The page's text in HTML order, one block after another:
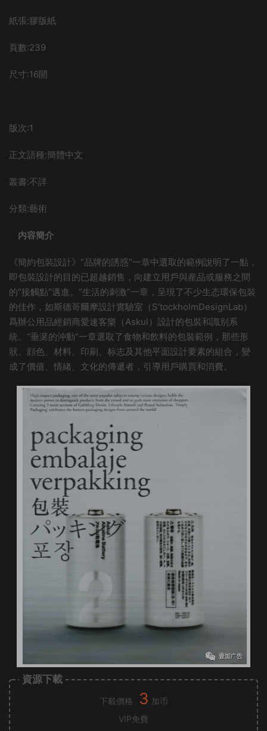
紙張:膠版紙
頁數:239
尺寸:16開
版次:1
正文語種:簡體中文
叢書:不詳
分類:藝術
内容簡介
《簡約包裝設計》“品牌的誘惑”一章中選取的範例說明了一點，
即包裝設計的目的已超越銷售，向建立用戶與産品或服務之間
的“接觸點”邁進。“生活的刺激”一章，呈現了不少生态環保包裝
的佳作，如斯德哥爾摩設計實驗室（S’tockholmDesignLab）
爲辦公用品經銷商愛速客樂（Askul）設計的包裝和識别系
統。“垂涎的沖動”一章選取了食物和飲料的包裝範例，那些形
狀、顔色、材料、印刷、标志及其他平面設計要素的組合，變
成了價值、情緒、文化的傳遞者，引導用戶購買和消費。
資源下載
下載價格 3 加币
VIP免費